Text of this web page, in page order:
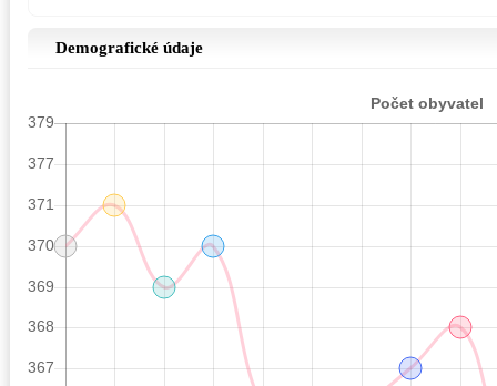
Demografické údaje